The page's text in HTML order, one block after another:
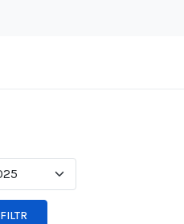
FILTR